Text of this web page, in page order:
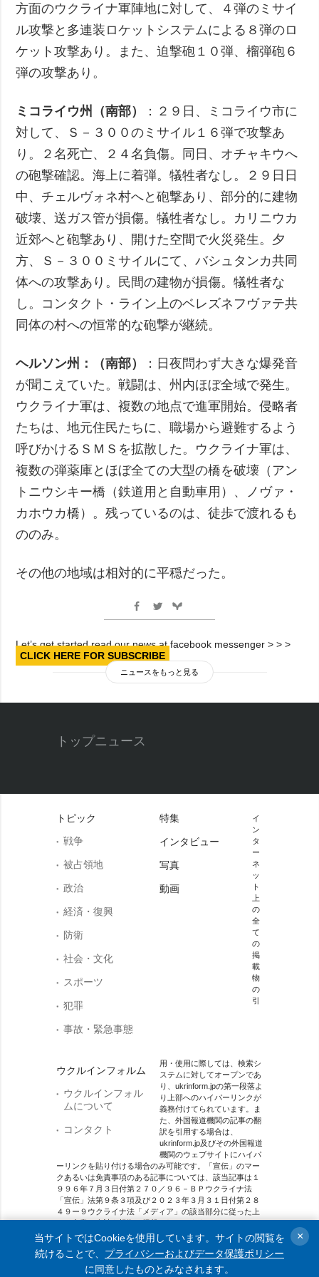
方面のウクライナ軍陣地に対して、４弾のミサイ
ル攻撃と多連装ロケットシステムによる８弾のロ
ケット攻撃あり。また、迫撃砲１０弾、榴弾砲６
弾の攻撃あり。
ミコライウ州（南部）
：２９日、ミコライウ市に
対して、Ｓ－３００のミサイル１６弾で攻撃あ
り。２名死亡、２４名負傷。同日、オチャキウへ
の砲撃確認。海上に着弾。犠牲者なし。２９日日
中、チェルヴォネ村へと砲撃あり、部分的に建物
破壊、送ガス管が損傷。犠牲者なし。カリニウカ
近郊へと砲撃あり、開けた空間で火災発生。夕
方、Ｓ－３００ミサイルにて、バシュタンカ共同
体への攻撃あり。民間の建物が損傷。犠牲者な
し。コンタクト・ライン上のベレズネフヴァテ共
同体の村への恒常的な砲撃が継続。
ヘルソン州：（南部）
：日夜問わず大きな爆発音
が聞こえていた。戦闘は、州内ほぼ全域で発生。
ウクライナ軍は、複数の地点で進軍開始。侵略者
たちは、地元住民たちに、職場から避難するよう
呼びかけるＳＭＳを拡散した。ウクライナ軍は、
複数の弾薬庫とほぼ全ての大型の橋を破壊（アン
トニウシキー橋（鉄道用と自動車用）、ノヴァ・
カホウカ橋）。残っているのは、徒歩で渡れるも
ののみ。
その他の地域は相対的に平穏だった。
Let’s get started read our news at facebook messenger > > >
CLICK HERE FOR SUBSCRIBE
ニュースをもっと見る
トップニュース
トピック
戦争
被占領地
政治
経済・復興
防衛
社会・文化
スポーツ
犯罪
事故・緊急事態
ウクルインフォルム
ウクルインフォル
ムについて
コンタクト
特集
インタビュー
写真
動画
イ
ン
タ
ー
ネ
ッ
ト
上
の
全
て
の
掲
載
物
の
引
用・使用に際しては、検索シ
ステムに対してオープンであ
り、ukrinform.jpの第一段落よ
り上部へのハイパーリンクが
義務付けてられています。ま
た、外国報道機関の記事の翻
訳を引用する場合は、
ukrinform.jp及びその外国報道
機関のウェブサイトにハイパ
ーリンクを貼り付ける場合のみ可能です。「宣伝」のマー
クあるいは免責事項のある記事については、該当記事は１
９９６年７月３日付第２７０／９６－ＢＰウクライナ法
「宣伝」法第９条３項及び２０２３年３月３１日付第２８
４９ー９ウクライナ法「メディア」の該当部分に従った上
で、合意／会計を根拠に掲載されています。
オンラインメディア主体 メディア識別番号：R40-01421.
© 2015-2026 Ukrinform. All rights reserved.
当サイトではCookieを使用しています。サイトの閲覧を
続けることで、 プライバシーおよびデータ保護ポリシー
に同意したものとみなされます。
×